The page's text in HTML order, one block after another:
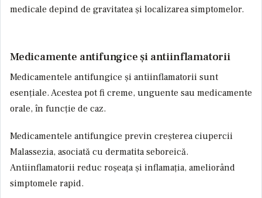
medicale depind de gravitatea și localizarea simptomelor.
Medicamente antifungice și antiinflamatorii
Medicamentele antifungice și antiinflamatorii sunt
esențiale. Acestea pot fi creme, unguente sau medicamente
orale, în funcție de caz.
Medicamentele antifungice previn creșterea ciupercii
Malassezia, asociată cu dermatita seboreică.
Antiinflamatorii reduc roșeața și inflamația, ameliorând
simptomele rapid.